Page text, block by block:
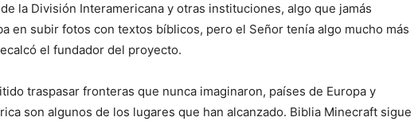
la División Interamericana y otras instituciones, algo que jamás
en subir fotos con textos bíblicos, pero el Señor tenía algo mucho más
el fundador del proyecto.
traspasar fronteras que nunca imaginaron, países de Europa y
son algunos de los lugares que han alcanzado. Biblia Minecraft sigue